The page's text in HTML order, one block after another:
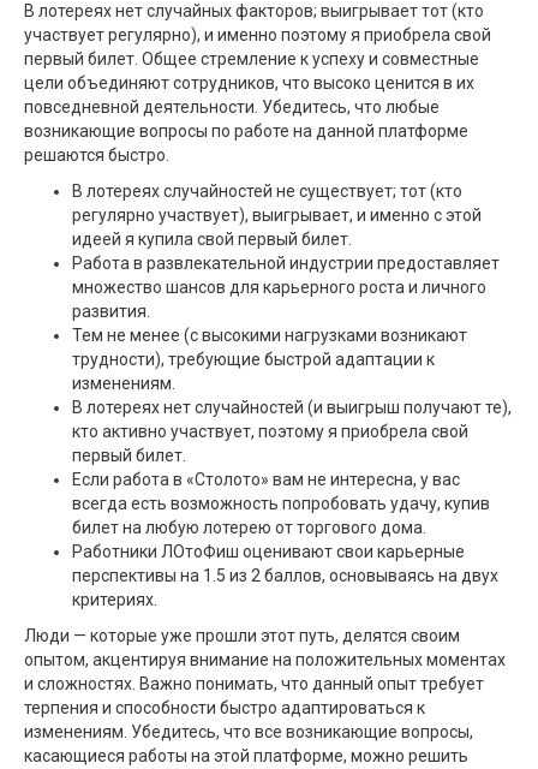
В лотереях нет случайных факторов; выигрывает тот (кто
участвует регулярно), и именно поэтому я приобрела свой
первый билет. Общее стремление к успеху и совместные
цели объединяют сотрудников, что высоко ценится в их
повседневной деятельности. Убедитесь, что любые
возникающие вопросы по работе на данной платформе
решаются быстро.
В лотереях случайностей не существует; тот (кто
регулярно участвует), выигрывает, и именно с этой
идеей я купила свой первый билет.
Работа в развлекательной индустрии предоставляет
множество шансов для карьерного роста и личного
развития.
Тем не менее (с высокими нагрузками возникают
трудности), требующие быстрой адаптации к
изменениям.
В лотереях нет случайностей (и выигрыш получают те),
кто активно участвует, поэтому я приобрела свой
первый билет.
Если работа в «Столото» вам не интересна, у вас
всегда есть возможность попробовать удачу, купив
билет на любую лотерею от торгового дома.
Работники ЛОтоФиш оценивают свои карьерные
перспективы на 1.5 из 2 баллов, основываясь на двух
критериях.
Люди — которые уже прошли этот путь, делятся своим
опытом, акцентируя внимание на положительных моментах
и сложностях. Важно понимать, что данный опыт требует
терпения и способности быстро адаптироваться к
изменениям. Убедитесь, что все возникающие вопросы,
касающиеся работы на этой платформе, можно решить